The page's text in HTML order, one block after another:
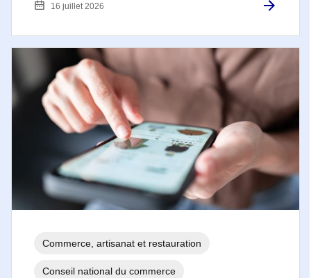
16 juillet 2026
Commerce, artisanat et restauration
Conseil national du commerce